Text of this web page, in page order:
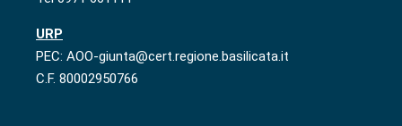
URP
PEC: AOO-giunta@cert.regione.basilicata.it
C.F. 80002950766